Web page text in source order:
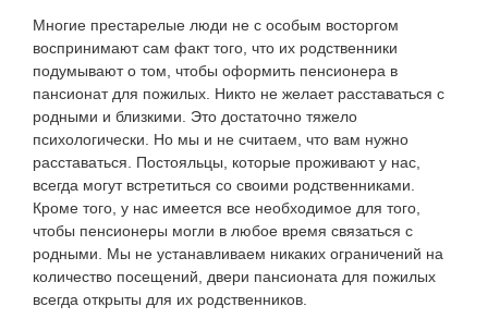
Многие престарелые люди не с особым восторгом
воспринимают сам факт того, что их родственники
подумывают о том, чтобы оформить пенсионера в
пансионат для пожилых. Никто не желает расставаться с
родными и близкими. Это достаточно тяжело
психологически. Но мы и не считаем, что вам нужно
расставаться. Постояльцы, которые проживают у нас,
всегда могут встретиться со своими родственниками.
Кроме того, у нас имеется все необходимое для того,
чтобы пенсионеры могли в любое время связаться с
родными. Мы не устанавливаем никаких ограничений на
количество посещений, двери пансионата для пожилых
всегда открыты для их родственников.